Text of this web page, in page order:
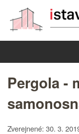
Pergola -
Zverejnené: 30. 3.